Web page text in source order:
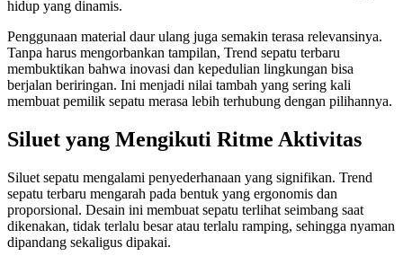
hidup yang dinamis.
Penggunaan material daur ulang juga semakin terasa relevansinya.
Tanpa harus mengorbankan tampilan, Trend sepatu terbaru
membuktikan bahwa inovasi dan kepedulian lingkungan bisa
berjalan beriringan. Ini menjadi nilai tambah yang sering kali
membuat pemilik sepatu merasa lebih terhubung dengan pilihannya.
Siluet yang Mengikuti Ritme Aktivitas
Siluet sepatu mengalami penyederhanaan yang signifikan. Trend
sepatu terbaru mengarah pada bentuk yang ergonomis dan
proporsional. Desain ini membuat sepatu terlihat seimbang saat
dikenakan, tidak terlalu besar atau terlalu ramping, sehingga nyaman
dipandang sekaligus dipakai.